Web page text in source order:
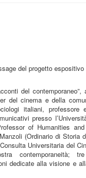
del
del cinema e della
italiani, professore
presso
of Humanities
(Ordinario di Storia
Universitaria del
contemporaneità;
dedicate alla visione e